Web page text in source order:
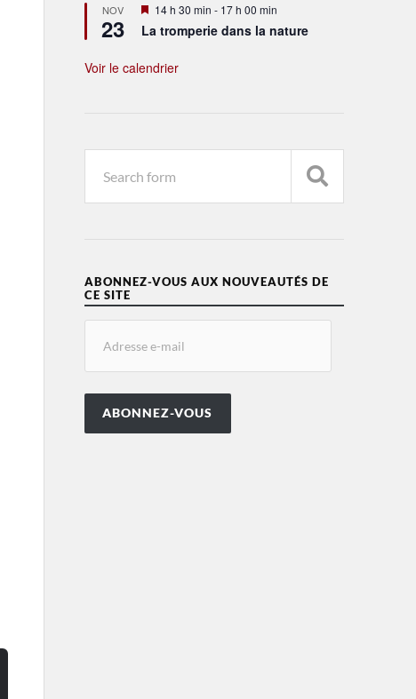
NOV
23
Mis
avant
14 h 30 min - 17 h 00 min
La tromperie dans la nature
Voir le calendrier
ABONNEZ-VOUS AUX NOUVEAUTÉS DE
CE SITE
ABONNEZ-VOUS